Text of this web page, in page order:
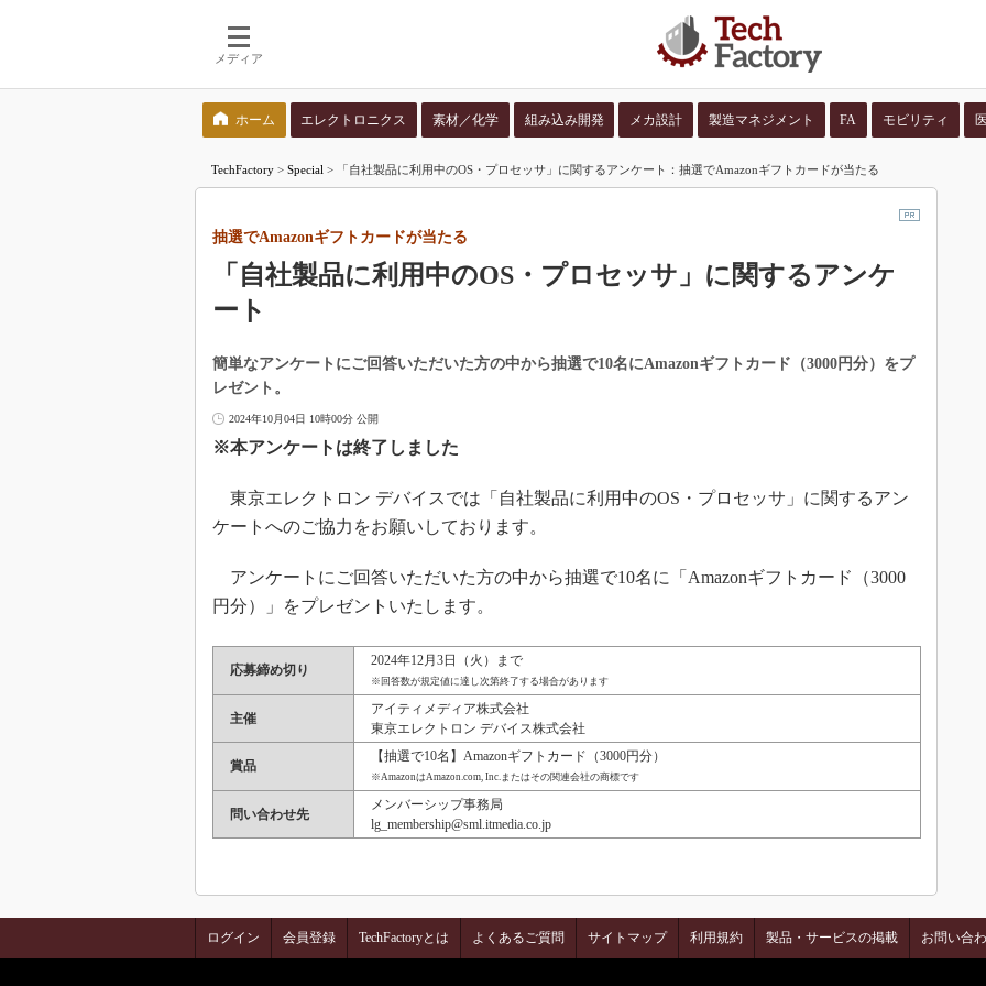
メディア
検索語を入力してください 並び順：
ホーム エレクトロニクス 素材／化学 組み込み開発 メカ設計 製造マネジメント FA モビリティ
TechFactory > Special > 「自社製品に利用中のOS・プロセッサ」に関するアンケート：抽選でAmazonギフトカードが当たる
「自社製品に利用中のOS・プロセッサ」に関するアンケ
ート
抽選でAmazonギフトカードが当たる
簡単なアンケートにご回答いただいた方の中から抽選で10名にAmazonギフトカード（3000円分）をプ
レゼント。
2024年10月04日 10時00分 公開
※本アンケートは終了しました
東京エレクトロン デバイスでは「自社製品に利用中のOS・プロセッサ」に関するアン
ケートへのご協力をお願いしております。
アンケートにご回答いただいた方の中から抽選で10名に「Amazonギフトカード（3000
円分）」をプレゼントいたします。
応募締め切り
2024年12月3日（火）まで
※回答数が規定値に達し次第終了する場合があります
主催
アイティメディア株式会社
東京エレクトロン デバイス株式会社
賞品
【抽選で10名】Amazonギフトカード（3000円分）
※AmazonはAmazon.com, Inc.またはその関連会社の商標です
問い合わせ先
メンバーシップ事務局
lg_membership@sml.itmedia.co.jp
ログイン 会員登録 TechFactoryとは よくあるご質問 サイトマップ 利用規約 製品・サービスの掲載 お問い合